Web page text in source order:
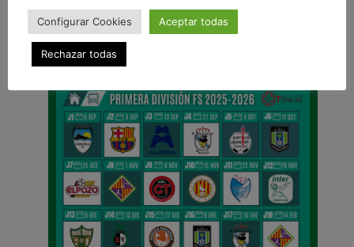
CALENDARIO DE LIGA
Configurar Cookies Aceptar todas
Rechazar todas